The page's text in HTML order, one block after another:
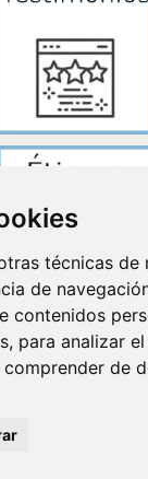
técnicas de
de
contenidos
para analizar
de